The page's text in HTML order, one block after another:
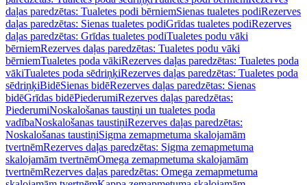
daļas paredzētas: Tualetes podi bērniemSienas tualetes podiRezerves
daļas paredzētas: Sienas tualetes podiGrīdas tualetes podiRezerves
daļas paredzētas: Grīdas tualetes podiTualetes podu vāki
bērniemRezerves daļas paredzētas: Tualetes podu vāki
bērniemTualetes poda vākiRezerves daļas paredzētas: Tualetes poda
vākiTualetes poda sēdriņķiRezerves daļas paredzētas: Tualetes poda
sēdriņķiBidēSienas bidēRezerves daļas paredzētas: Sienas
bidēGrīdas bidēPiederumiRezerves daļas paredzētas:
PiederumiNoskalošanas taustiņi un tualetes poda
vadībaNoskalošanas taustiņiRezerves daļas paredzētas:
Noskalošanas taustiņiSigma zemapmetuma skalojamām
tvertnēmRezerves daļas paredzētas: Sigma zemapmetuma
skalojamām tvertnēmOmega zemapmetuma skalojamām
tvertnēmRezerves daļas paredzētas: Omega zemapmetuma